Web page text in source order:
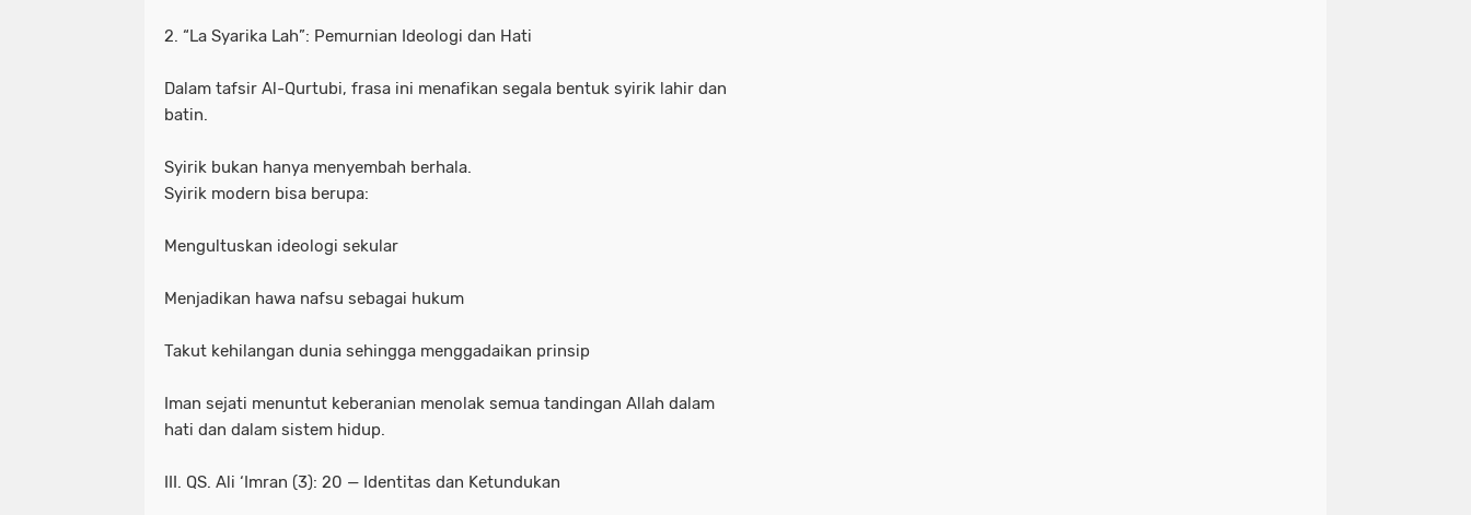
2. “La Syarika Lah”: Pemurnian Ideologi dan Hati
Dalam tafsir Al-Qurtubi, frasa ini menafikan segala bentuk syirik lahir dan
batin.
Syirik bukan hanya menyembah berhala.
Syirik modern bisa berupa:
Mengultuskan ideologi sekular
Menjadikan hawa nafsu sebagai hukum
Takut kehilangan dunia sehingga menggadaikan prinsip
Iman sejati menuntut keberanian menolak semua tandingan Allah dalam
hati dan dalam sistem hidup.
III. QS. Ali ‘Imran (3): 20 — Identitas dan Ketundukan